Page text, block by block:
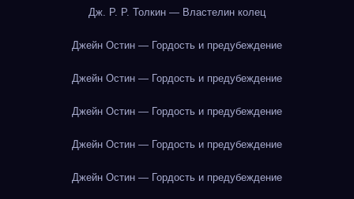
Дж. Р. Р. Толкин — Властелин колец
Джейн Остин — Гордость и предубеждение
Джейн Остин — Гордость и предубеждение
Джейн Остин — Гордость и предубеждение
Джейн Остин — Гордость и предубеждение
Джейн Остин — Гордость и предубеждение